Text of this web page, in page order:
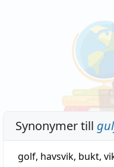
Synonymer till
golf, havsvik, bukt,